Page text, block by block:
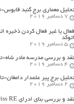
تحلیل معماری برج گنبد
7 دسامبر 2019
اتوکد
5 دسامبر 2019
نقد و بررسی مدرسه مادر شاه-
4 دسامبر 2019
تحلیل برج پیر علمدار دامغان-
2 دسامبر 2019
نقد و بررسی بنای ادرای swiss RE لندن-نورمن فاستر